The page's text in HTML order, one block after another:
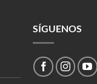
SÍGUENOS